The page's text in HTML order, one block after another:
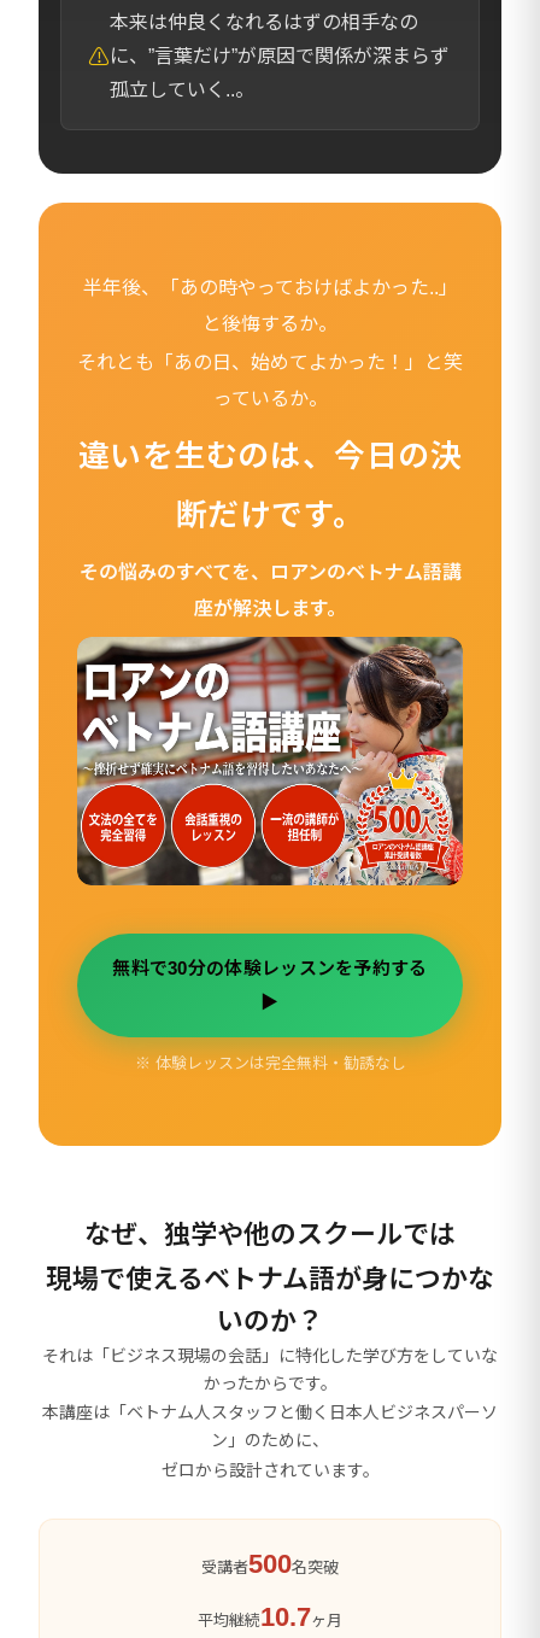
⚠
本来は仲良くなれるはずの相手なの
に、”言葉だけ”が原因で関係が深まらず
孤立していく..。
半年後、「あの時やっておけばよかった..」
と後悔するか。
それとも「あの日、始めてよかった！」と笑
っているか。
違いを生むのは、今日の決
断だけです。
その悩みのすべてを、ロアンのベトナム語講
座が解決します。
無料で30分の体験レッスンを予約する
▶
※ 体験レッスンは完全無料・勧誘なし
なぜ、独学や他のスクールでは
現場で使えるベトナム語が身につかな
いのか？
それは「ビジネス現場の会話」に特化した学び方をしていな
かったからです。
本講座は「ベトナム人スタッフと働く日本人ビジネスパーソ
ン」のために、
ゼロから設計されています。
受講者500名突破
平均継続10.7ヶ月